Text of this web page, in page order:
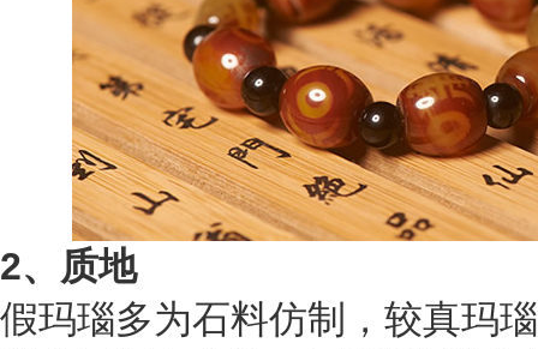
2、质地
假玛瑙多为石料仿制，较真玛